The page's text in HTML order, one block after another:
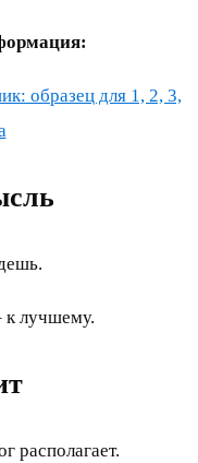
образец для 1, 2, 3,
к лучшему.
располагает.